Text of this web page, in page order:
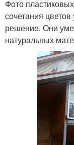
Фото
сочетания
решение. Они
натуральных